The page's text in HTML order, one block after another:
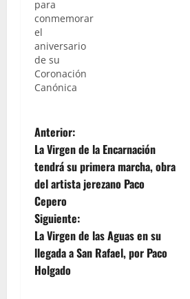
para
conmemorar
el
aniversario
de su
Coronación
Canónica
N
a
v
e
g
a
Anterior:
La Virgen de la Encarnación
tendrá su primera marcha, obra
del artista jerezano Paco
Cepero
Siguiente:
La Virgen de las Aguas en su
llegada a San Rafael, por Paco
Holgado